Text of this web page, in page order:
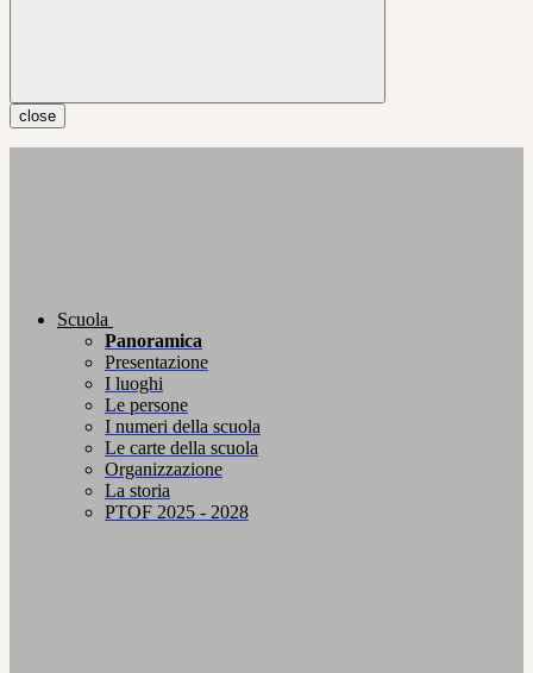
close
Scuola
Panoramica
Presentazione
I luoghi
Le persone
I numeri della scuola
Le carte della scuola
Organizzazione
La storia
PTOF 2025 - 2028